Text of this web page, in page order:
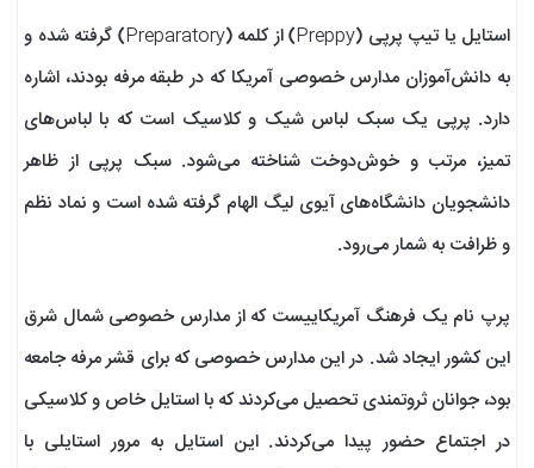
استایل یا تیپ پرپی (Preppy) از کلمه (Preparatory) گرفته شده و
به دانش‌آموزان مدارس خصوصی آمریکا که در طبقه مرفه بودند، اشاره
دارد. پرپی یک سبک لباس شیک و کلاسیک است که با لباس‌های
تمیز، مرتب و خوش‌دوخت شناخته می‌شود. سبک پرپی از ظاهر
دانشجویان دانشگاه‌های آیوی لیگ الهام گرفته شده است و نماد نظم
و ظرافت به شمار می‌رود.
پرپ نام یک فرهنگ آمریکاییست که از مدارس خصوصی شمال شرق
این کشور ایجاد شد. در این مدارس خصوصى که براى قشر مرفه جامعه
بود، جوانان ثروتمندى تحصیل می‌کردند که با استایل خاص و کلاسیکى
در اجتماع حضور پیدا می‌کردند. این استایل به مرور استایلى با